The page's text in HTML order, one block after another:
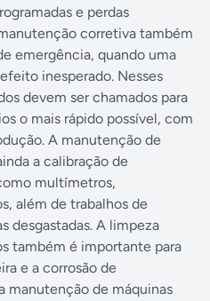
e perdas
corretiva também
emergência, quando uma
inesperado. Nesses
devem ser chamados para
o mais rápido possível, com
A manutenção de
a calibração de
multímetros,
além de trabalhos de
desgastadas. A limpeza
também é importante para
e a corrosão de
manutenção de máquinas